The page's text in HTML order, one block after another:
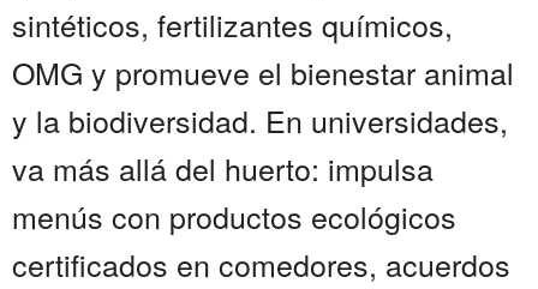
sintéticos, fertilizantes químicos,
OMG y promueve el bienestar animal
y la biodiversidad. En universidades,
va más allá del huerto: impulsa
menús con productos ecológicos
certificados en comedores, acuerdos